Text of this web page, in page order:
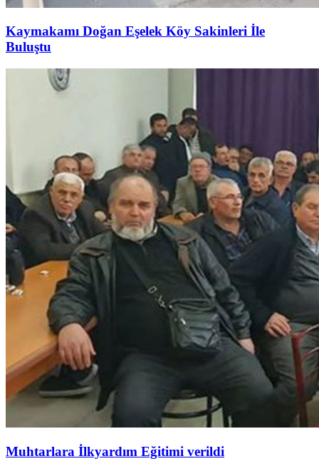
Kaymakamı Doğan Eşelek Köy Sakinleri İle
Buluştu
Muhtarlara İlkyardım Eğitimi verildi